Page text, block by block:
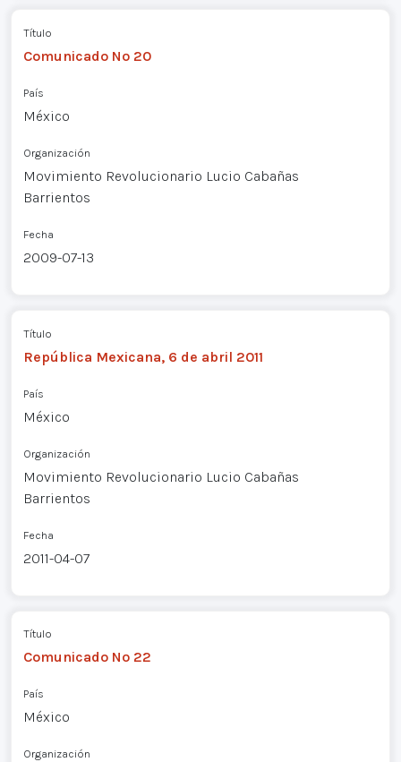
Título
Comunicado Nº 20
País
México
Organización
Movimiento Revolucionario Lucio Cabañas
Barrientos
Fecha
2009-07-13
Título
República Mexicana, 6 de abril 2011
País
México
Organización
Movimiento Revolucionario Lucio Cabañas
Barrientos
Fecha
2011-04-07
Título
Comunicado Nº 22
País
México
Organización